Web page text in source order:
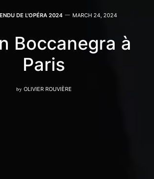
DE L'OPÉRA 2024 MARCH 24, 2024
Boccanegra à
Paris
by OLIVIER ROUVIÈRE